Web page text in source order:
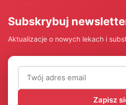
Subskrybuj
Aktualizacje o nowych lekach i
Adres email (wymagany)
Zapisz